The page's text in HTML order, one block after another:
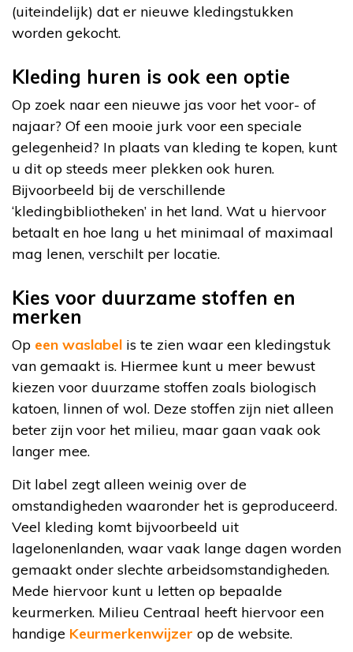
(uiteindelijk) dat er nieuwe kledingstukken
worden gekocht.
Kleding huren is ook een optie
Op zoek naar een nieuwe jas voor het voor- of
najaar? Of een mooie jurk voor een speciale
gelegenheid? In plaats van kleding te kopen, kunt
u dit op steeds meer plekken ook huren.
Bijvoorbeeld bij de verschillende
‘kledingbibliotheken’ in het land. Wat u hiervoor
betaalt en hoe lang u het minimaal of maximaal
mag lenen, verschilt per locatie.
Kies voor duurzame stoffen en
merken
Op een waslabel is te zien waar een kledingstuk
van gemaakt is. Hiermee kunt u meer bewust
kiezen voor duurzame stoffen zoals biologisch
katoen, linnen of wol. Deze stoffen zijn niet alleen
beter zijn voor het milieu, maar gaan vaak ook
langer mee.
Dit label zegt alleen weinig over de
omstandigheden waaronder het is geproduceerd.
Veel kleding komt bijvoorbeeld uit
lagelonenlanden, waar vaak lange dagen worden
gemaakt onder slechte arbeidsomstandigheden.
Mede hiervoor kunt u letten op bepaalde
keurmerken. Milieu Centraal heeft hiervoor een
handige Keurmerkenwijzer op de website.